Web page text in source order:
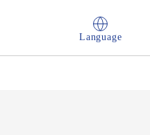
Language